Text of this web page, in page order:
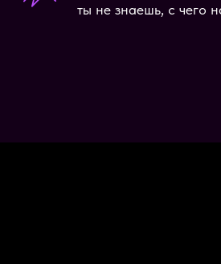
ты не знаешь, с чего